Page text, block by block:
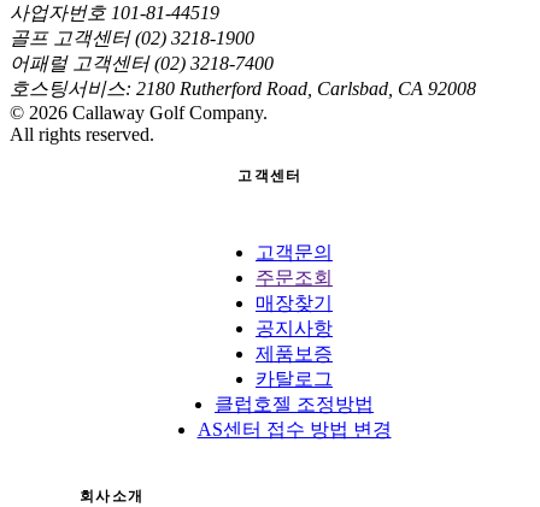
사업자번호 101-81-44519
골프 고객센터 (02) 3218-1900
어패럴 고객센터 (02) 3218-7400
호스팅서비스: 2180 Rutherford Road, Carlsbad, CA 92008
© 2026 Callaway Golf Company.
All rights reserved.
고객센터
고객문의
주문조회
매장찾기
공지사항
제품보증
카탈로그
클럽호젤 조정방법
AS센터 접수 방법 변경
회사소개